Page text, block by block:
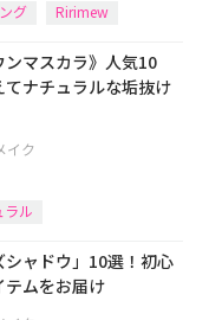
グ Ririmew
マスカラ》人気10
ナチュラルな垢抜け
イク
ラル
ャドウ」10選！初心
テムをお届け